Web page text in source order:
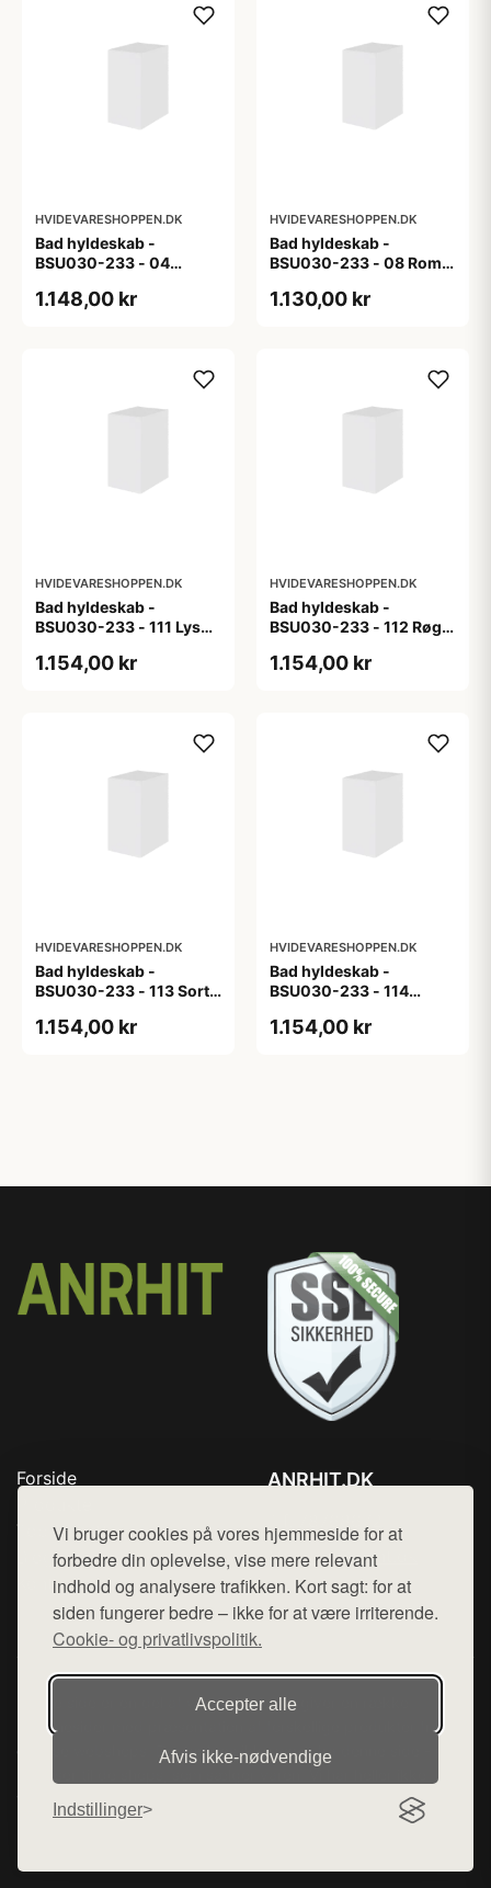
Vi bruger cookies på vores hjemmeside for at
forbedre din oplevelse, vise mere relevant
indhold og analysere trafikken. Kort sagt: for at
siden fungerer bedre – ikke for at være irriterende.
Cookie- og privatlivspolitik.
Accepter alle
Afvis ikke‑nødvendige
Indstillinger
HVIDEVARESHOPPEN.DK
Bad hyldeskab -
BSU030-233 - 04
1.148,00 kr
HVIDEVARESHOPPEN.DK
Bad hyldeskab -
BSU030-233 - 08 Roma
1.130,00 kr
HVIDEVARESHOPPEN.DK
Bad hyldeskab -
BSU030-233 - 111 Lys
1.154,00 kr
HVIDEVARESHOPPEN.DK
Bad hyldeskab -
BSU030-233 - 112 Røget
1.154,00 kr
HVIDEVARESHOPPEN.DK
Bad hyldeskab -
BSU030-233 - 113 Sort
1.154,00 kr
HVIDEVARESHOPPEN.DK
Bad hyldeskab -
BSU030-233 - 114
m/eg ABS-kant
1.154,00 kr
Forside
Top Rabatter
Blog
Kontakt
ANRHIT.DK
Mail: hej@want.dk
Cookie- og privatlivspolitik
Denne side er en del af want.dk, der udgiver en række
hjemmesider med præsentation af forskellige produkter fra
diverse webshops. Der sælges ikke varer fra denne side - vi
henviser til de shops, som sælger varen. Vi har heller ikke
varerne på lager.